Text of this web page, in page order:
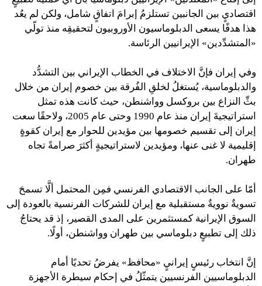
اقتصاديٍ بين الجانبين تستلزمُ إبرامَ اتفاقٍ شامل، ولكن لم يعُد
هذا هدفًا يسعى الدبلوماسيون الأوروبيون لتحقيقِه منذ تولّي
«المتشدِّدين» الإيرانيين الرئاسة.
وفي إيران فإنَّ الاختلاف في الخطاب الإيراني بين التشدُّد
والدبلوماسية، يُستغلُ لخلقِ الفُرقة بين خصوم إيران من خلال
بثِّ النزاع بين بروكسل وواشنطن، حيث كانت هذه تمثل
استراتيجيةَ إيران منذ عام 1990 وحتى عام 2005، ولاحقًا سعت
إيران إلى تقسيم خصومها بين مؤيدين للحوار مع إيران كقوةٍ
إقليمية لا غنى عنها، ومؤيدين لاستراتيجيةٍ أكثرَ صرامةً تجاه
طهران.
أمّا على الجانب الاقتصادي الفرنسي فمِن المحتمل ألَّا تسمحَ
تسويةٌ نوويةٌ مستقبلية مع إيران للشركات الفرنسية بالعودة إلى
السوق الإيرانية كمستثمرين على المدى القصير، إذ قد يحتاجُ
ذلك إلى تطبيعٍ دبلوماسي بين طهران وواشنطن، أولًا.
إنَّ انتخاب رئيسٍ إيرانيٍ «محافظ» يفرضُ تحديًا أمام
الدبلوماسيين الفرنسيين يتمثّلُ في إحكام سيطرة الأجهزة